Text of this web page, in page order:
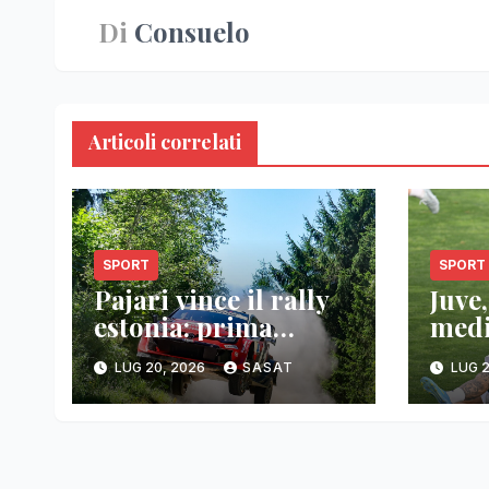
Di Consuelo
Articoli correlati
SPORT
Pajari vince il rally
estonia: prima
vittoria wrc
LUG 20, 2026 SASAT
SPORT
LUG